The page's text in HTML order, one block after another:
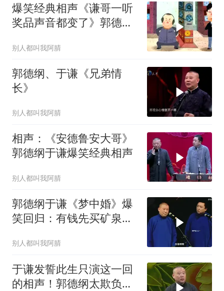
爆笑经典相声《谦哥一听
奖品声音都变了》郭德纲
别人都叫我阿腈
郭德纲、于谦《兄弟情
长》
别人都叫我阿腈
相声：《安德鲁安大哥》
郭德纲于谦爆笑经典相声
别人都叫我阿腈
郭德纲于谦《梦中婚》爆
笑回归：有钱先买矿泉
别人都叫我阿腈
于谦发誓此生只演这一回
的相声！郭德纲太欺负人